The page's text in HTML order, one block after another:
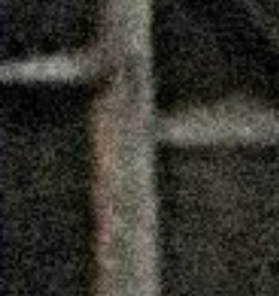
お品
LINEUP
サザ
ABOUT
採用
RECRUIT